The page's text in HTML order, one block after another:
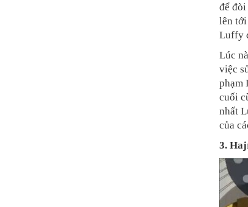
để
lên tới
Luffy
Lúc
việc
phạm
cuối
nhất
của
3.